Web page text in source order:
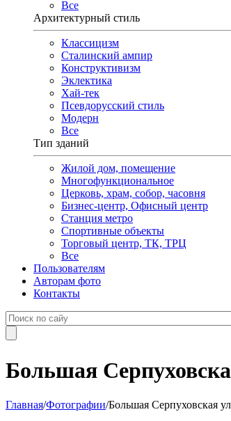
Все
Архитектурный стиль
Классицизм
Сталинский ампир
Конструктивизм
Эклектика
Хай-тек
Псевдорусский стиль
Модерн
Все
Тип зданий
Жилой дом, помещение
Многофункциональное
Церковь, храм, собор, часовня
Бизнес-центр, Офисный центр
Станция метро
Спортивные объекты
Торговый центр, ТК, ТРЦ
Все
Пользователям
Авторам фото
Контакты
Большая
Главная/Фотографии/Большая Серпуховская